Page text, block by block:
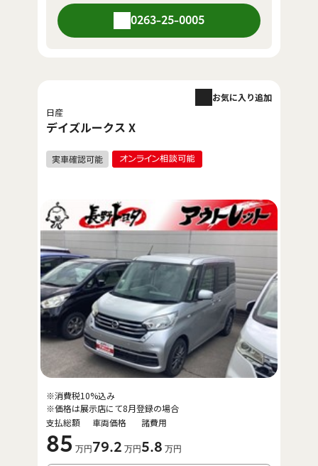
0263-25-0005
日産
デイズルークス X
お気に入り追加
支払総額
85 万円
車両価格
79.2 万円
諸費用
5.8 万円
※消費税10%込み
※価格は展示店にて8月登録の場合